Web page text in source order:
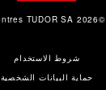
شروط الاستخدام
حماية البيانات الشخصية
©2026 Montres TUDOR SA